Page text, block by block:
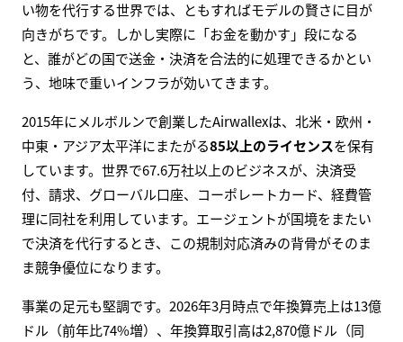
い物を代行する世界では、ともすればモデルの賢さに目が
向きがちです。しかし実際に「お金を動かす」段になる
と、誰がどの国で送金・決済を合法的に処理できるかとい
う、地味で重いインフラが効いてきます。
2015年にメルボルンで創業したAirwallexは、北米・欧州・
中東・アジア太平洋にまたがる85以上のライセンスを保有
しています。世界で67.6万社以上のビジネスが、決済受
付、請求、グローバル口座、コーポレートカード、経費管
理に同社を利用しています。エージェントが国境をまたい
で決済を代行するとき、この規制対応済みの背骨がそのま
ま競争優位になります。
事業の足元も堅調です。2026年3月時点で年換算売上は13億
ドル（前年比74%増）、年換算取引高は2,870億ドル（同